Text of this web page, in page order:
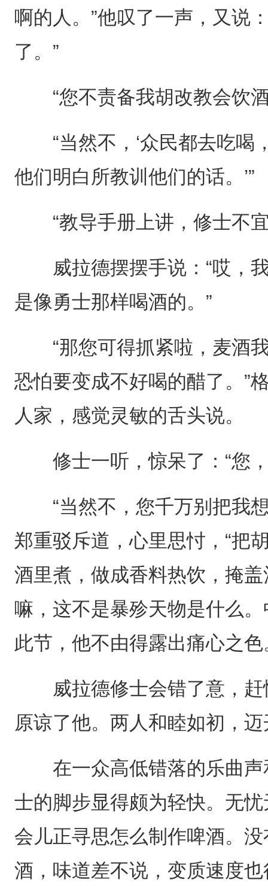
啊的人。”他叹了一声，又说
了。”
“您不责备我胡改教会饮酒
“当然不，‘众民都去吃喝
他们明白所教训他们的话。’”
“教导手册上讲，修士不宜
威拉德摆摆手说：“哎，我
是像勇士那样喝酒的。”
“那您可得抓紧啦，麦酒我
恐怕要变成不好喝的醋了。”
人家，感觉灵敏的舌头说。
修士一听，惊呆了：“您
“当然不，您千万别把我想
郑重驳斥道，心里思忖，“把
酒里煮，做成香料热饮，掩
嘛，这不是暴殄天物是什么
此节，他不由得露出痛心之色
威拉德修士会错了意，赶
原谅了他。两人和睦如初，
在一众高低错落的乐曲声
士的脚步显得颇为轻快。无
会儿正寻思怎么制作啤酒。
酒，味道差不说，变质速度